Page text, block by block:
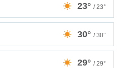
23° / 23°
30° / 30°
29° / 29°